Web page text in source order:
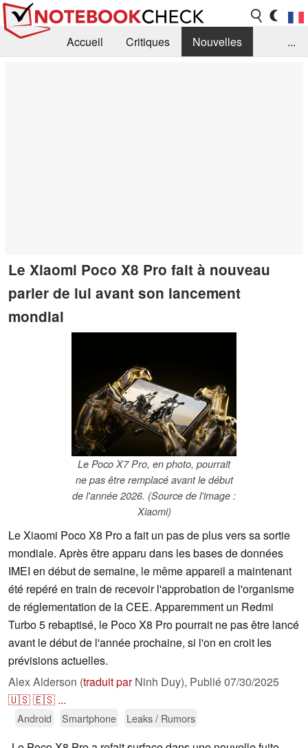
Accueil Critiques
Nouvelles
...
Le Xiaomi Poco X8 Pro fait à nouveau
parler de lui avant son lancement
mondial
Le Poco X7 Pro, en photo, pourrait
ne pas être remplacé avant le début
de l'année 2026. (Source de l'image :
Xiaomi)
Le Xiaomi Poco X8 Pro a fait un pas de plus vers sa sortie
mondiale. Après être apparu dans les bases de données
IMEI en début de semaine, le même appareil a maintenant
été repéré en train de recevoir l'approbation de l'organisme
de réglementation de la CEE. Apparemment un Redmi
Turbo 5 rebaptisé, le Poco X8 Pro pourrait ne pas être lancé
avant le début de l'année prochaine, si l'on en croit les
prévisions actuelles.
Alex Alderson (traduit parNinh Duy), Publié07/30/2025
🇺🇸🇪🇸 ...
Android Smartphone Leaks / Rumors